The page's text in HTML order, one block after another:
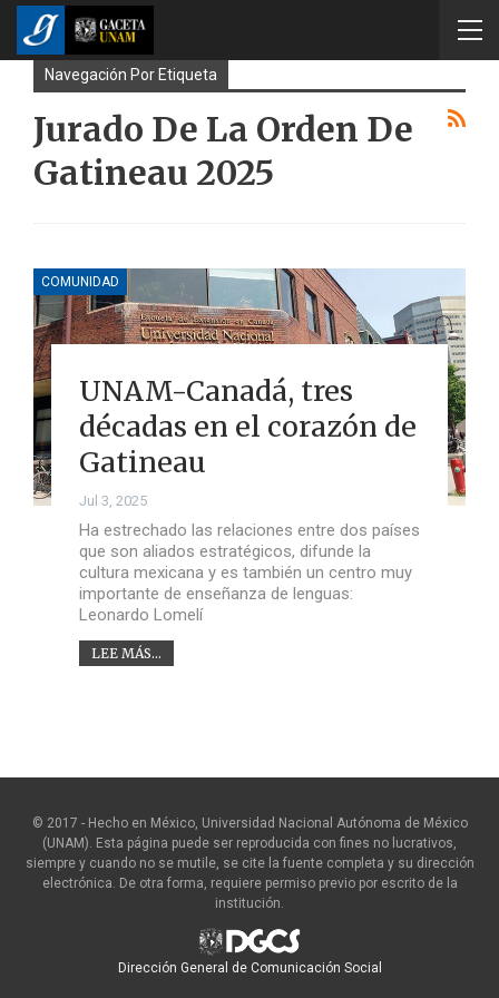
Navegación Por Etiqueta
Jurado De La Orden De
Gatineau 2025
COMUNIDAD
UNAM-Canadá, tres
décadas en el corazón de
Gatineau
Jul 3, 2025
Ha estrechado las relaciones entre dos países
que son aliados estratégicos, difunde la
cultura mexicana y es también un centro muy
importante de enseñanza de lenguas:
Leonardo Lomelí
LEE MÁS...
© 2017 - Hecho en México, Universidad Nacional Autónoma de México
(UNAM). Esta página puede ser reproducida con fines no lucrativos,
siempre y cuando no se mutile, se cite la fuente completa y su dirección
electrónica. De otra forma, requiere permiso previo por escrito de la
institución.
Dirección General de Comunicación Social